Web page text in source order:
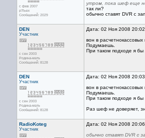
с фев 2007
р'Льех
Сообщений: 2029
утром, пока шеф еще
так ли?
обычно ставят DVR с
DEN
Участник
с сен 2003
Родина-мать
Сообщений: 8128
Дата: 02 Ноя 2008
вон в
Подумаешь.
При таком подходе я
DEN
Участник
с сен 2003
Родина-мать
Сообщений: 8128
Дата: 02 Ноя 2008
вон в
Подумаешь.
При таком подходе я
Раз шеф не доверяет,
RadioKoteg
Участник
Дата: 02 Ноя 2008
обычно ставят DVR с